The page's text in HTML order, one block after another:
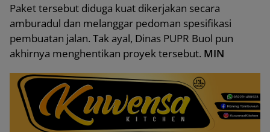
Paket tersebut diduga kuat dikerjakan secara
amburadul dan melanggar pedoman spesifikasi
pembuatan jalan. Tak ayal, Dinas PUPR Buol pun
akhirnya menghentikan proyek tersebut. MIN